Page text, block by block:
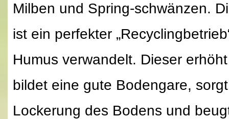
Milben und Spring-schwänzen.
ist ein perfekter
Humus verwandelt. Dieser
bildet eine gute Bodengare,
Lockerung des Bodens und